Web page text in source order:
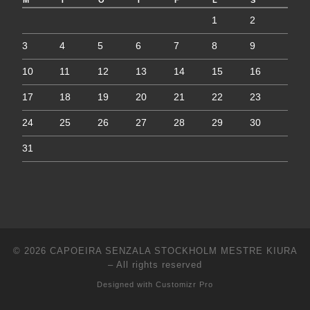
1 2
3 4 5 6 7 8 9
10 11 12 13 14 15 16
17 18 19 20 21 22 23
24 25 26 27 28 29 30
31
© 2026 CAPOEIRA SENZALA STOCKHOLM MESTRE KIURA
– All rights reserved
Designed with Customizr Pro